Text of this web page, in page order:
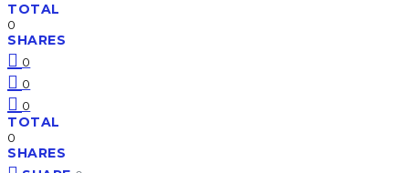
TOTAL
0
SHARES
0
0
0
TOTAL
0
SHARES